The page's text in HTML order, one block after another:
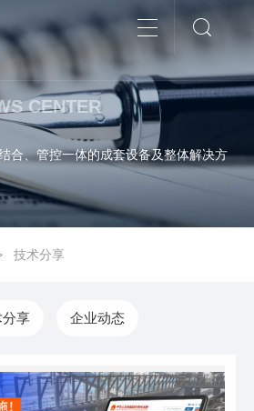
CENTER
合、管控一体的成套设备及整体解决方
技术分享
享 企业动态